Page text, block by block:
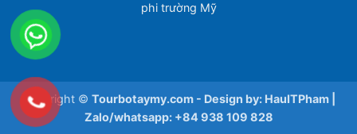
phi trường Mỹ
Copyright © Tourbotaymy.com - Design by: HauITPham |
Zalo/whatsapp: +84 938 109 828